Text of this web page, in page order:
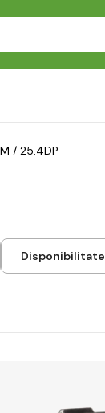
/ 25.4DP
Disponibilitate